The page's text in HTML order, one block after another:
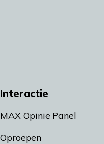
Interactie
MAX Opinie Panel
Oproepen